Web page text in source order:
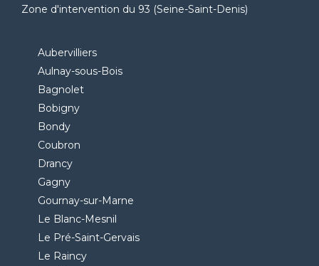
Zone d'intervention du 93 (Seine-Saint-Denis)
Aubervilliers
Aulnay-sous-Bois
Bagnolet
Bobigny
Bondy
Coubron
Drancy
Gagny
Gournay-sur-Marne
Le Blanc-Mesnil
Le Pré-Saint-Gervais
Le Raincy